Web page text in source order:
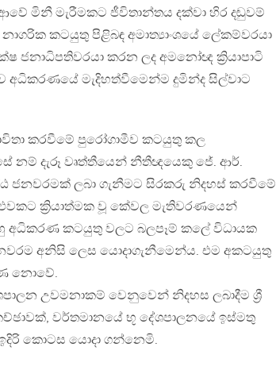
මිනී මැරීමකට ජීවිතාන්තය දක්වා හිර දඬුවම්
කටයුතු පිළිබඳ අමාත්‍යාංශයේ ලේකම්වරයා
ජනාධිපතිවරයා කරන ලද අමනෝඥ ක්‍රියාපාටි
මැදිහත්වීමෙන්ම දුමින්ද සිල්වාට
කරවීමේ පුරෝගාමීව කටයුතු කල
නම් දැරූ වෘත්තීයෙන් නීතීඥයෙකු ජේ. ආර්.
ජනවරමක් ලබා ගැනීමට සිරකරු නිදහස් කරවීමේ
එවකට ක්‍රියාත්මක වූ කේවල මැතිවරණයෙන්
අධිකරණ කටයුතු වලට බලපෑම් කලේ විධායක
අනිසි ලෙස යොදාගැනීමෙන්ය. එම අකටයුතු
නොවේ.
උවමනාකම් වෙනුවෙන් නිදහස ලබාදීම ශ්‍රී
වර්තමානයේ භූ දේශපාලනයේ ඉස්මතු
කොටස යොදා ගන්නෙමි.